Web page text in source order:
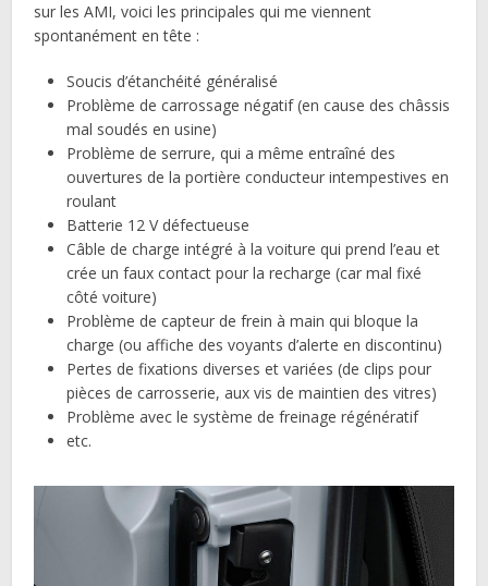
sur les AMI, voici les principales qui me viennent
spontanément en tête :
Soucis d’étanchéité généralisé
Problème de carrossage négatif (en cause des châssis
mal soudés en usine)
Problème de serrure, qui a même entraîné des
ouvertures de la portière conducteur intempestives en
roulant
Batterie 12 V défectueuse
Câble de charge intégré à la voiture qui prend l’eau et
crée un faux contact pour la recharge (car mal fixé
côté voiture)
Problème de capteur de frein à main qui bloque la
charge (ou affiche des voyants d’alerte en discontinu)
Pertes de fixations diverses et variées (de clips pour
pièces de carrosserie, aux vis de maintien des vitres)
Problème avec le système de freinage régénératif
etc.